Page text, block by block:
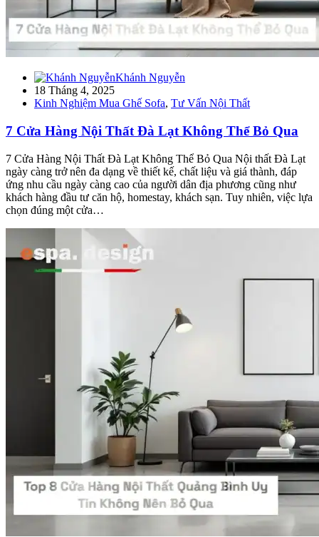
Khánh Nguyễn
18 Tháng 4, 2025
Kinh Nghiệm Mua Ghế Sofa, Tư Vấn Nội Thất
7 Cửa Hàng Nội Thất Đà Lạt Không Thể Bỏ Qua
7 Cửa Hàng Nội Thất Đà Lạt Không Thể Bỏ Qua Nội thất Đà Lạt
ngày càng trở nên đa dạng về thiết kế, chất liệu và giá thành, đáp
ứng nhu cầu ngày càng cao của người dân địa phương cũng như
khách hàng đầu tư căn hộ, homestay, khách sạn. Tuy nhiên, việc lựa
chọn đúng một cửa…